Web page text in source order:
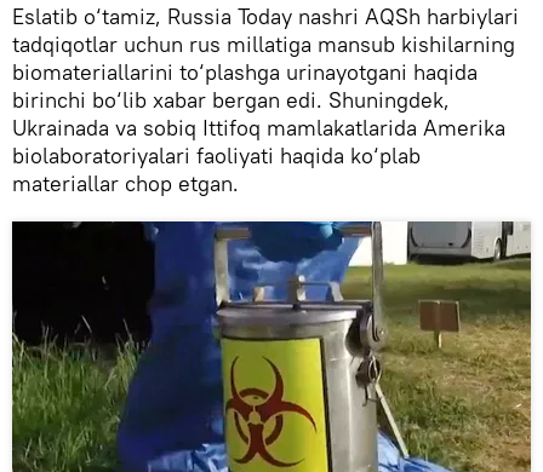
Eslatib o‘tamiz, Russia Today nashri AQSh harbiylari
tadqiqotlar uchun rus millatiga mansub kishilarning
biomateriallarini to‘plashga urinayotgani haqida
birinchi bo‘lib xabar bergan edi. Shuningdek,
Ukrainada va sobiq Ittifoq mamlakatlarida Amerika
biolaboratoriyalari faoliyati haqida ko‘plab
materiallar chop etgan.